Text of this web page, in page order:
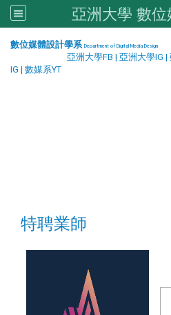
亞洲大學 數
數位媒體設計學系 Department of Digital Media Design
亞洲大學FB | 亞洲大學IG |
IG | 數媒系YT
特聘業師